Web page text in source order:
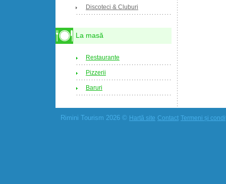
Discoteci & Cluburi
La masă
Restaurante
Pizzerii
Baruri
Rimini Tourism 2026 © Hartă site Contact Termeni și